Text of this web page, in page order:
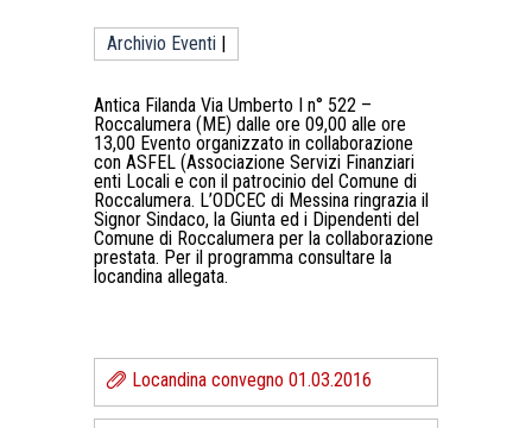
Archivio Eventi
Antica Filanda Via Umberto I n° 522 –
Roccalumera (ME) dalle ore 09,00 alle ore
13,00 Evento organizzato in collaborazione
con ASFEL (Associazione Servizi Finanziari
enti Locali e con il patrocinio del Comune di
Roccalumera. L’ODCEC di Messina ringrazia il
Signor Sindaco, la Giunta ed i Dipendenti del
Comune di Roccalumera per la collaborazione
prestata. Per il programma consultare la
locandina allegata.
Locandina convegno 01.03.2016